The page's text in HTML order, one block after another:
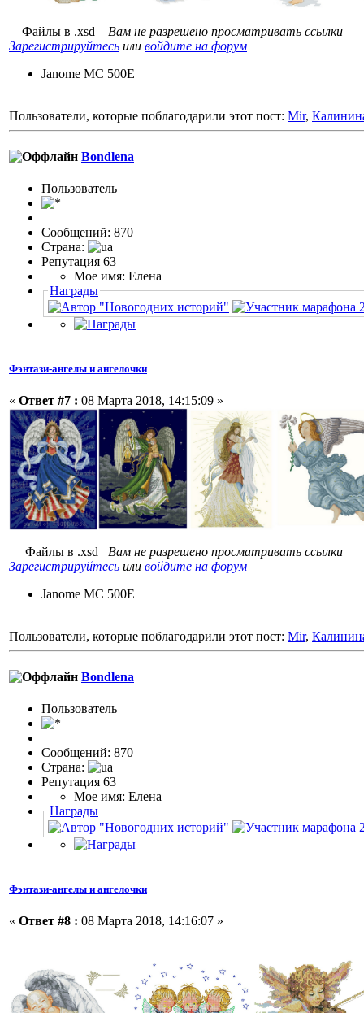
Файлы в .xsd Вам не разрешено просматривать ссылки
Зарегистрируйтесь или войдите на форум
Janome MC 500E
Пользователи, которые поблагодарили этот пост: Mir,
Bondlena
Пользовaтeль
Сообщений: 870
Страна:
Репутация 63
Мое имя: Елена
Награды
Фэнтази-ангелы и ангелочки
« Ответ #7 : 08 Марта 2018, 14:15:09 »
Файлы в .xsd Вам не разрешено просматривать ссылки
Зарегистрируйтесь или войдите на форум
Janome MC 500E
Пользователи, которые поблагодарили этот пост: Mir,
Bondlena
Пользовaтeль
Сообщений: 870
Страна:
Репутация 63
Мое имя: Елена
Награды
Фэнтази-ангелы и ангелочки
« Ответ #8 : 08 Марта 2018, 14:16:07 »